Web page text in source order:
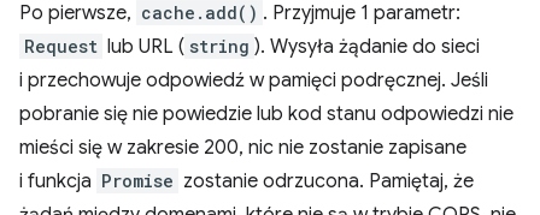
Po pierwsze, cache.add() . Przyjmuje 1 parametr:
Request lub URL ( string ). Wysyła żądanie do sieci
i przechowuje odpowiedź w pamięci podręcznej. Jeśli
pobranie się nie powiedzie lub kod stanu odpowiedzi nie
mieści się w zakresie 200, nic nie zostanie zapisane
i funkcja Promise zostanie odrzucona. Pamiętaj, że